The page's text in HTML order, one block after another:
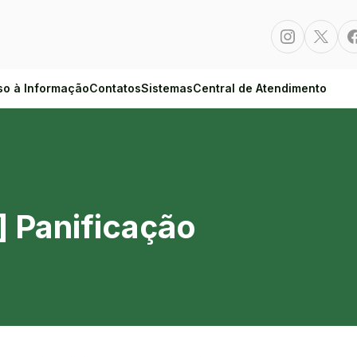
Instagram
à InformaçãoContatosSistemasCentral de Atendimento
Panificação